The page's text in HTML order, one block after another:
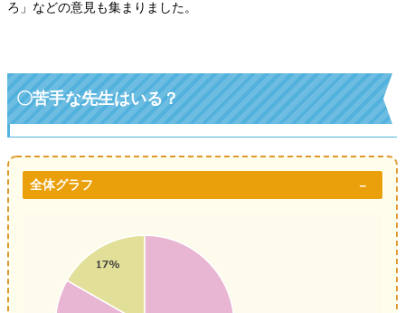
ろ」などの意見も集まりました。
〇苦手な先生はいる？
全体グラフ